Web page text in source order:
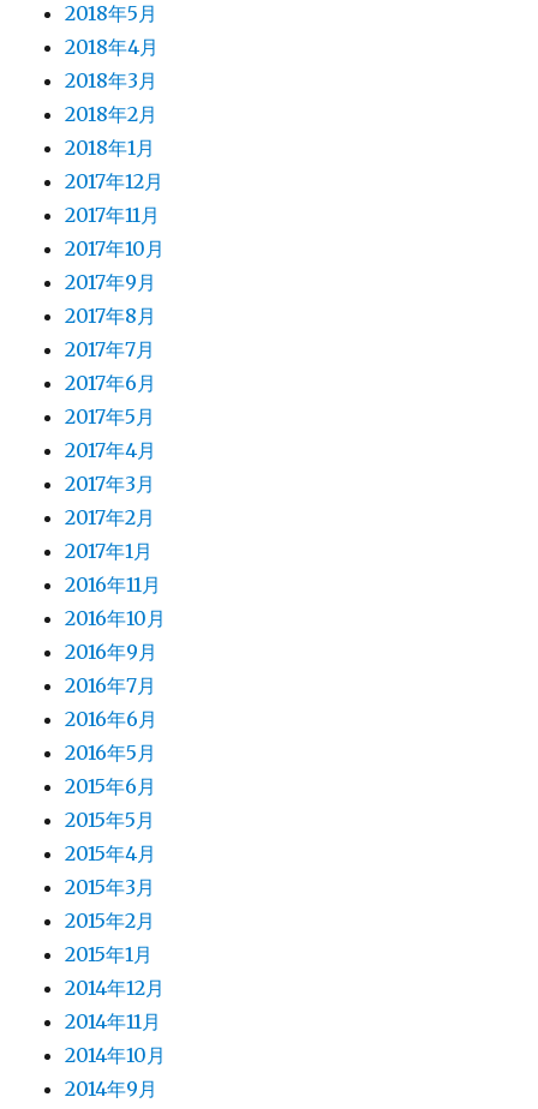
2018年5月
2018年4月
2018年3月
2018年2月
2018年1月
2017年12月
2017年11月
2017年10月
2017年9月
2017年8月
2017年7月
2017年6月
2017年5月
2017年4月
2017年3月
2017年2月
2017年1月
2016年11月
2016年10月
2016年9月
2016年7月
2016年6月
2016年5月
2015年6月
2015年5月
2015年4月
2015年3月
2015年2月
2015年1月
2014年12月
2014年11月
2014年10月
2014年9月